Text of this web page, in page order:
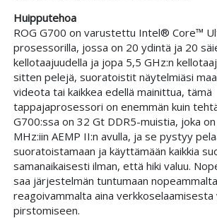
Huipputehoa
ROG G700 on varustettu Intel® Core™
prosessorilla, jossa on 20 ydintä ja 20
kellotaajuudella ja jopa 5,5 GHz:n
sitten pelejä, suoratoistit näytelmiäsi
videota tai kaikkea edellä mainittua, tämä
tappajaprosessori on enemmän kuin
G700:ssa on 32 Gt DDR5-muistia, joka
MHz:iin AEMP II:n avulla, ja se pystyy
suoratoistamaan ja käyttämään kaikkia
samanaikaisesti ilman, että hiki valuu.
saa järjestelmän tuntumaan
reagoivammalta aina verkkoselaamisesta
pirstomiseen.